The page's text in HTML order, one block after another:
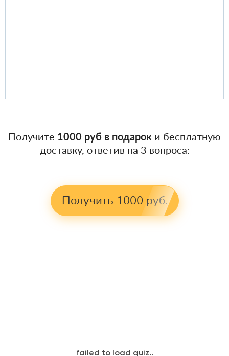
Получите 1000 руб в подарок и бесплатную
доставку, ответив на 3 вопроса:
Получить 1000 руб.